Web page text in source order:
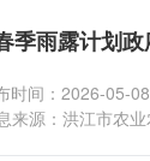
季雨露计划
时间：2026-05-
来源：洪江市农